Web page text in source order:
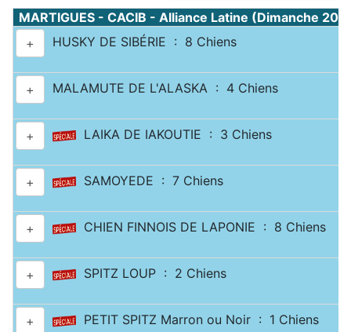
MARTIGUES - CACIB - Alliance Latine (Dimanche
+
HUSKY DE SIBÉRIE : 8 Chiens
+ MALAMUTE DE L'ALASKA : 4 Chiens
+ LAIKA DE IAKOUTIE : 3 Chiens
+ SAMOYEDE : 7 Chiens
+ CHIEN FINNOIS DE LAPONIE : 8 Chiens
+ SPITZ LOUP : 2 Chiens
+ PETIT SPITZ Marron ou Noir : 1 Chiens